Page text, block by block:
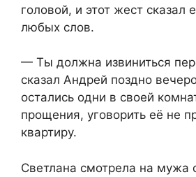
головой, и этот жест сказал
любых слов.
— Ты должна извиниться
сказал Андрей поздно
остались одни в своей
прощения, уговорить её не
квартиру.
Светлана смотрела на мужа